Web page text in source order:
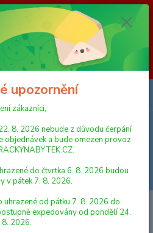
8. 8. 2026 do 23. 8. 2026 nebude z
expedice objednávek a bude omezen
Objednávky přijaté, nebo
expedovány v pátek 7. 8. 2026.
od pátku 7. 8. 2026 do neděle 23. 8.
od pondělí 24. 8. 2026. Děkujeme za
Menu
Hledat
Chrastítko/kousátko slon plyšový 17 cm
upozornění
zákazníci,
8. 2026 nebude z důvodu čerpání
objednávek a bude omezen provoz
do čtvrtka 6. 8. 2026 budou
v pátek 7. 8. 2026.
uhrazené od pátku 7. 8. 2026 do
expedovány od pondělí 24.
8. 2026.